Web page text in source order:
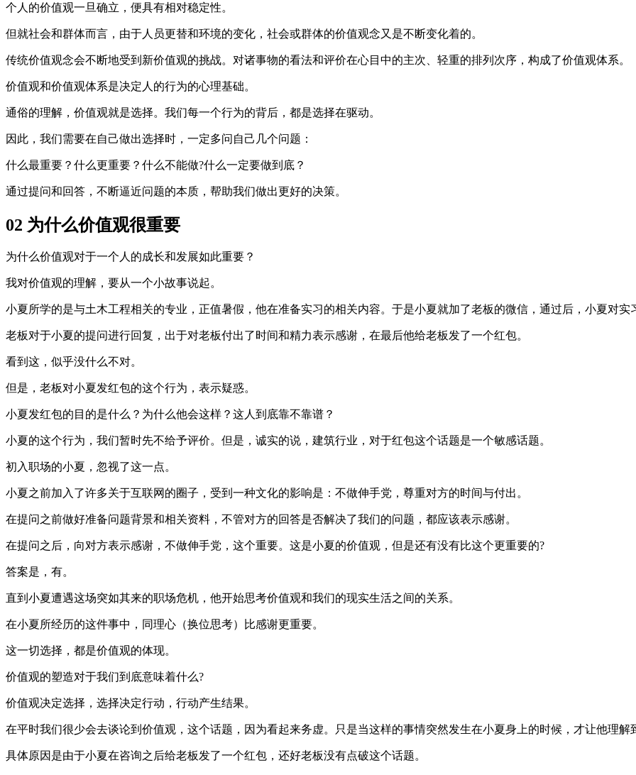
个人的价值观一旦确立，便具有相对稳定性。
但就社会和群体而言，由于人员更替和环境的变化，社会或群体的价值观念又是不断变化着的。
传统价值观念会不断地受到新价值观的挑战。对诸事物的看法和评价在心目中的主次、轻重的排列次序，构成了价值观体系。
价值观和价值观体系是决定人的行为的心理基础。
通俗的理解，价值观就是选择。我们每一个行为的背后，都是选择在驱动。
因此，我们需要在自己做出选择时，一定多问自己几个问题：
什么最重要？什么更重要？什么不能做?什么一定要做到底？
通过提问和回答，不断逼近问题的本质，帮助我们做出更好的决策。
02 为什么价值观很重要
为什么价值观对于一个人的成长和发展如此重要？
我对价值观的理解，要从一个小故事说起。
小夏所学的是与土木工程相关的专业，正值暑假，他在准备实习的相关内容。于是小夏就加了老板的微信，通过后，小夏对实
老板对于小夏的提问进行回复，出于对老板付出了时间和精力表示感谢，在最后他给老板发了一个红包。
看到这，似乎没什么不对。
但是，老板对小夏发红包的这个行为，表示疑惑。
小夏发红包的目的是什么？为什么他会这样？这人到底靠不靠谱？
小夏的这个行为，我们暂时先不给予评价。但是，诚实的说，建筑行业，对于红包这个话题是一个敏感话题。
初入职场的小夏，忽视了这一点。
小夏之前加入了许多关于互联网的圈子，受到一种文化的影响是：不做伸手党，尊重对方的时间与付出。
在提问之前做好准备问题背景和相关资料，不管对方的回答是否解决了我们的问题，都应该表示感谢。
在提问之后，向对方表示感谢，不做伸手党，这个重要。这是小夏的价值观，但是还有没有比这个更重要的?
答案是，有。
直到小夏遭遇这场突如其来的职场危机，他开始思考价值观和我们的现实生活之间的关系。
在小夏所经历的这件事中，同理心（换位思考）比感谢更重要。
这一切选择，都是价值观的体现。
价值观的塑造对于我们到底意味着什么?
价值观决定选择，选择决定行动，行动产生结果。
在平时我们很少会去谈论到价值观，这个话题，因为看起来务虚。只是当这样的事情突然发生在小夏身上的时候，才让他理解
具体原因是由于小夏在咨询之后给老板发了一个红包，还好老板没有点破这个话题。